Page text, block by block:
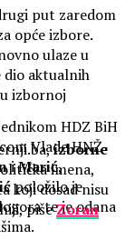
HDZ BiH
Vlade HNŽ-
iMarić,
položilo je
te je odana
put zaredom
opće izbore.
ulaze u
dio aktualnih
izbornoj
izborne
imena,
koji dosad nisu
pišeZoran